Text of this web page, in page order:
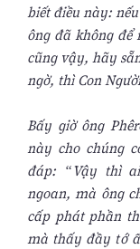
biết điều này:
ông đã không
cũng vậy, hãy
ngờ, thì Con
Bấy giờ ông
này cho chúng
đáp: “Vậy thì
ngoan, mà ông
cấp phát phần
mà thấy đầy tớ